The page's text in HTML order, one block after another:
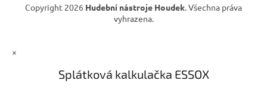
Copyright 2026 Hudební nástroje Houdek. Všechna práva
vyhrazena.
×
Splátková kalkulačka ESSOX